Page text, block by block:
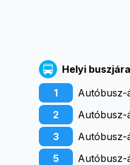
Helyi
1
Autóbusz-
2
Autóbusz-
3
Autóbusz-
5
Autóbusz-